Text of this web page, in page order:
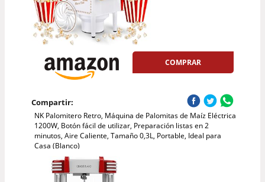
COMPRAR
Compartir:
NK Palomitero Retro, Máquina de Palomitas de Maíz Eléctrica
1200W, Botón fácil de utilizar, Preparación listas en 2
minutos, Aire Caliente, Tamaño 0,3L, Portable, Ideal para
Casa (Blanco)